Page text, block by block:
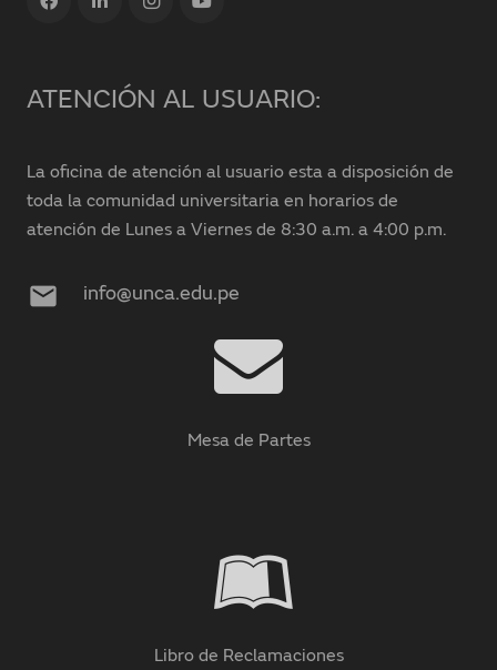
ATENCIÓN AL USUARIO:
La oficina de atención al usuario esta a disposición de
toda la comunidad universitaria en horarios de
atención de Lunes a Viernes de 8:30 a.m. a 4:00 p.m.
mail info@unca.edu.pe
Mesa de Partes
Libro de Reclamaciones